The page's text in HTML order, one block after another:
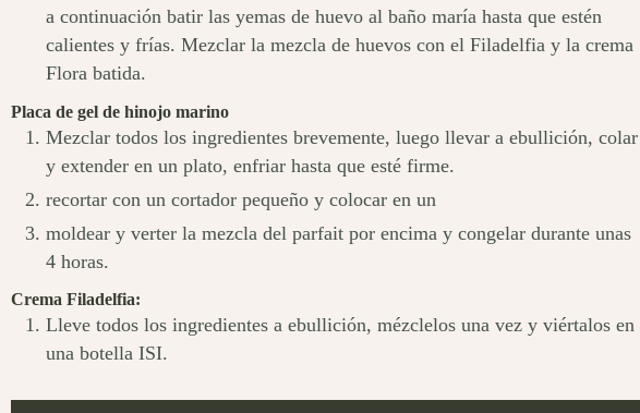
a continuación batir las yemas de huevo al baño maría hasta que estén
calientes y frías. Mezclar la mezcla de huevos con el Filadelfia y la crema
Flora batida.
Placa de gel de hinojo marino
Mezclar todos los ingredientes brevemente, luego llevar a ebullición, colar
y extender en un plato, enfriar hasta que esté firme.
recortar con un cortador pequeño y colocar en un
moldear y verter la mezcla del parfait por encima y congelar durante unas
4 horas.
Crema Filadelfia:
Lleve todos los ingredientes a ebullición, mézclelos una vez y viértalos en
una botella ISI.